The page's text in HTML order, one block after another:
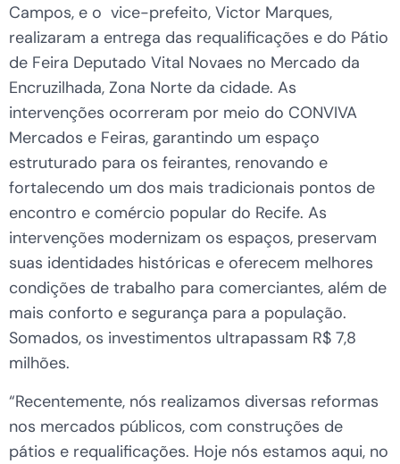
Campos, e o vice-prefeito, Victor Marques,
realizaram a entrega das requalificações e do Pátio
de Feira Deputado Vital Novaes no Mercado da
Encruzilhada, Zona Norte da cidade. As
intervenções ocorreram por meio do CONVIVA
Mercados e Feiras, garantindo um espaço
estruturado para os feirantes, renovando e
fortalecendo um dos mais tradicionais pontos de
encontro e comércio popular do Recife. As
intervenções modernizam os espaços, preservam
suas identidades históricas e oferecem melhores
condições de trabalho para comerciantes, além de
mais conforto e segurança para a população.
Somados, os investimentos ultrapassam R$ 7,8
milhões.
“Recentemente, nós realizamos diversas reformas
nos mercados públicos, com construções de
pátios e requalificações. Hoje nós estamos aqui, no